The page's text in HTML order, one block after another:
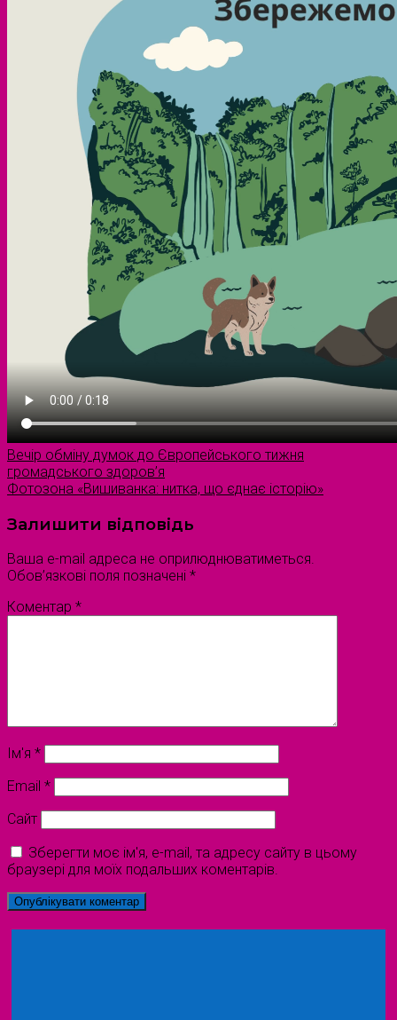
Вечір обміну думок до Європейського тижня
громадського здоров’я
Фотозона «Вишиванка: нитка, що єднає історію»
Залишити відповідь
Ваша e-mail адреса не оприлюднюватиметься.
Обов’язкові поля позначені *
Коментар *
Ім'я *
Email *
Сайт
Зберегти моє ім'я, e-mail, та адресу сайту в цьому
браузері для моїх подальших коментарів.